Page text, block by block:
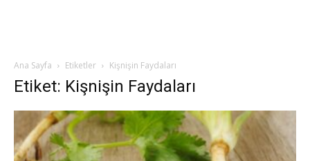
Ana Sayfa Etiketler Kişnişin Faydaları
Etiket: Kişnişin Faydaları